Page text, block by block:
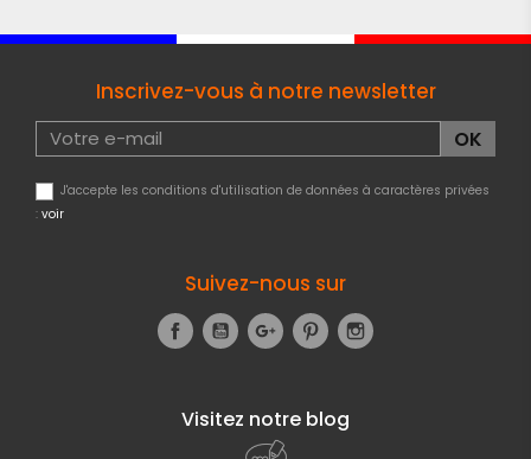
Inscrivez-vous à notre newsletter
J'accepte les conditions d'utilisation de données à caractères privées
: voir
Suivez-nous sur
FacebookYouTubeGoogle+Pinterest
Visitez notre blog